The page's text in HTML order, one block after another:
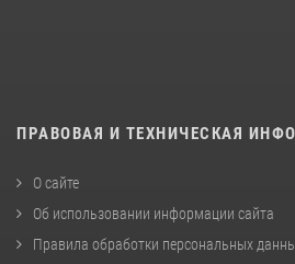
ПРАВОВАЯ И ТЕХНИЧЕСКАЯ
О сайте
Об использовании информации сайта
Правила обработки персональных